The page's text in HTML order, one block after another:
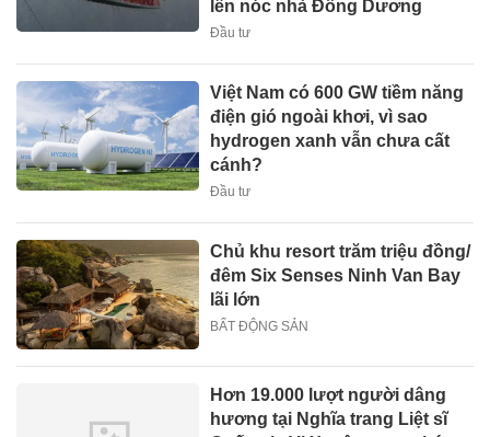
lên nóc nhà Đông Dương
Đầu tư
Việt Nam có 600 GW tiềm năng
điện gió ngoài khơi, vì sao
hydrogen xanh vẫn chưa cất
cánh?
Đầu tư
Chủ khu resort trăm triệu đồng/
đêm Six Senses Ninh Van Bay
lãi lớn
BẤT ĐỘNG SẢN
Hơn 19.000 lượt người dâng
hương tại Nghĩa trang Liệt sĩ